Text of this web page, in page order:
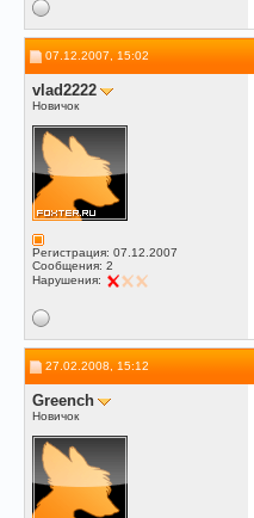
07.12.2007, 15:02
vlad2222
Новичок
Регистрация: 07.12.2007
Сообщения: 2
Нарушения:
27.02.2008, 15:12
Greench
Новичок